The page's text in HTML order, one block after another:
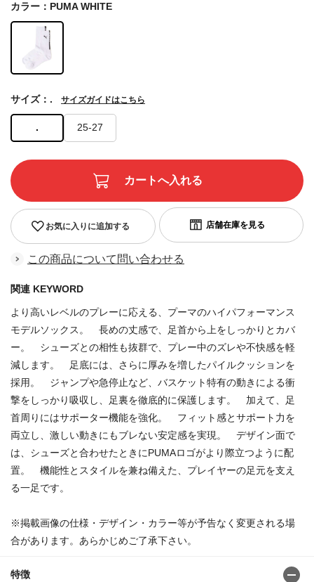
カラー：PUMA WHITE
. 25-27
サイズ：. サイズガイドはこちら
お気に入りに追加する
この商品について問い合わせる
関連 KEYWORD
より高いレベルのプレーに応える、プーマのハイパフォーマンス
モデルソックス。 長めの丈感で、足首から上をしっかりとカバ
ー。 シューズとの相性も抜群で、プレー中のズレや不快感を軽
減します。 足底には、さらに厚みを増したパイルクッションを
採用。 ジャンプや急停止など、バスケット特有の動きによる衝
撃をしっかり吸収し、足裏を徹底的に保護します。 加えて、足
首周りにはサポーター機能を強化。 フィット感とサポート力を
両立し、激しい動きにもブレない安定感を実現。 デザイン面で
は、シューズと合わせたときにPUMAロゴがより際立つように配
置。 機能性とスタイルを兼ね備えた、プレイヤーの足元を支え
る一足です。
※掲載画像の仕様・デザイン・カラー等が予告なく変更される場
合があります。あらかじめご了承下さい。
特徴